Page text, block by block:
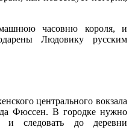
часовню короля, и
Людовику русским
центрального вокзала
Фюссен. В городке нужно
и следовать до деревни